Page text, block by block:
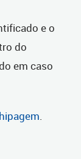
e o
do
em caso
.